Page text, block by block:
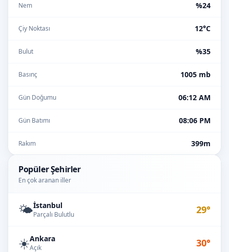
Nem %24
Çiy Noktası 12°C
Bulut %35
Basınç 1005 mb
Gün Doğumu 06:12 AM
Gün Batımı 08:06 PM
Rakım 399m
Popüler Şehirler
En çok aranan iller
🌤️İstanbul
Parçalı Bulutlu 29°
☀️Ankara
Açık 30°